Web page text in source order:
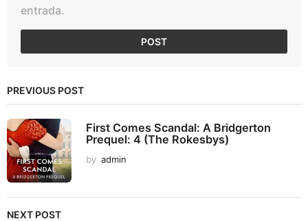
entrada.
PREVIOUS POST
First Comes Scandal: A Bridgerton
Prequel: 4 (The Rokesbys)
by admin
NEXT POST